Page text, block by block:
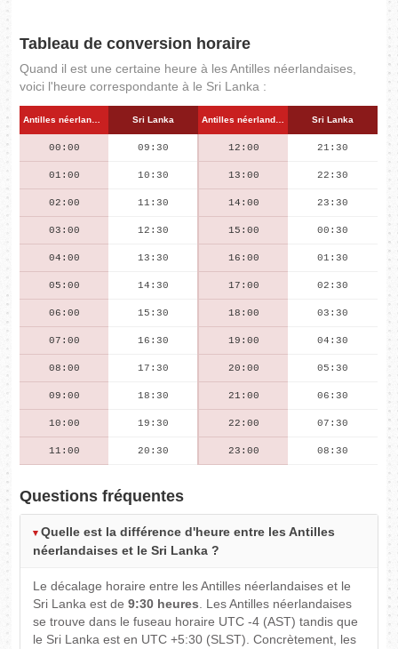
Tableau de conversion horaire
Quand il est une certaine heure à les Antilles néerlandaises,
voici l'heure correspondante à le Sri Lanka :
Antilles néerlandaises Sri Lanka Antilles néerlandaises Sri Lanka
00:00 09:30 12:00 21:30
01:00 10:30 13:00 22:30
02:00 11:30 14:00 23:30
03:00 12:30 15:00 00:30
04:00 13:30 16:00 01:30
05:00 14:30 17:00 02:30
06:00 15:30 18:00 03:30
07:00 16:30 19:00 04:30
08:00 17:30 20:00 05:30
09:00 18:30 21:00 06:30
10:00 19:30 22:00 07:30
11:00 20:30 23:00 08:30
Questions fréquentes
Quelle est la différence d'heure entre les Antilles
néerlandaises et le Sri Lanka ?
Le décalage horaire entre les Antilles néerlandaises et le
Sri Lanka est de9:30 heures. Les Antilles néerlandaises
se trouve dans le fuseau horaire UTC -4 (AST) tandis que
le Sri Lanka est en UTC +5:30 (SLST). Concrètement, les